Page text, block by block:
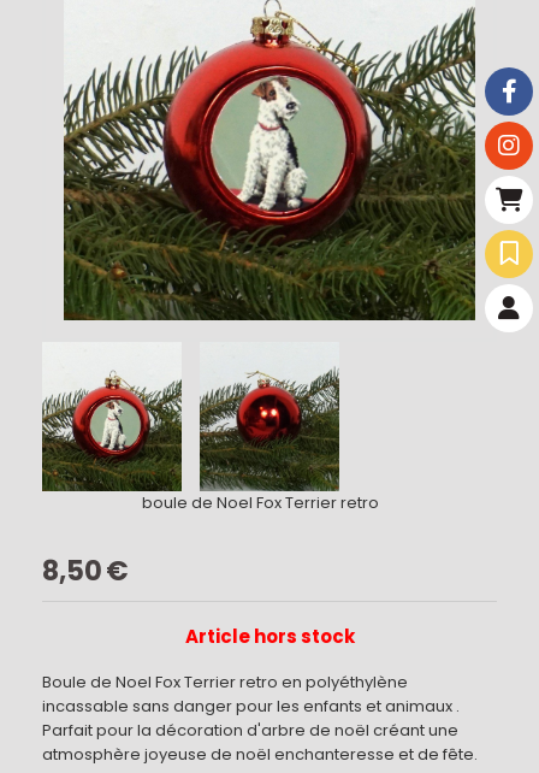
boule de Noel Fox Terrier retro
8,50€
Article hors stock
Boule de Noel Fox Terrier retro en polyéthylène
incassable sans danger pour les enfants et animaux .
Parfait pour la décoration d'arbre de noël créant une
atmosphère joyeuse de noël enchanteresse et de fête.